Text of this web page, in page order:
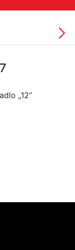
„12“